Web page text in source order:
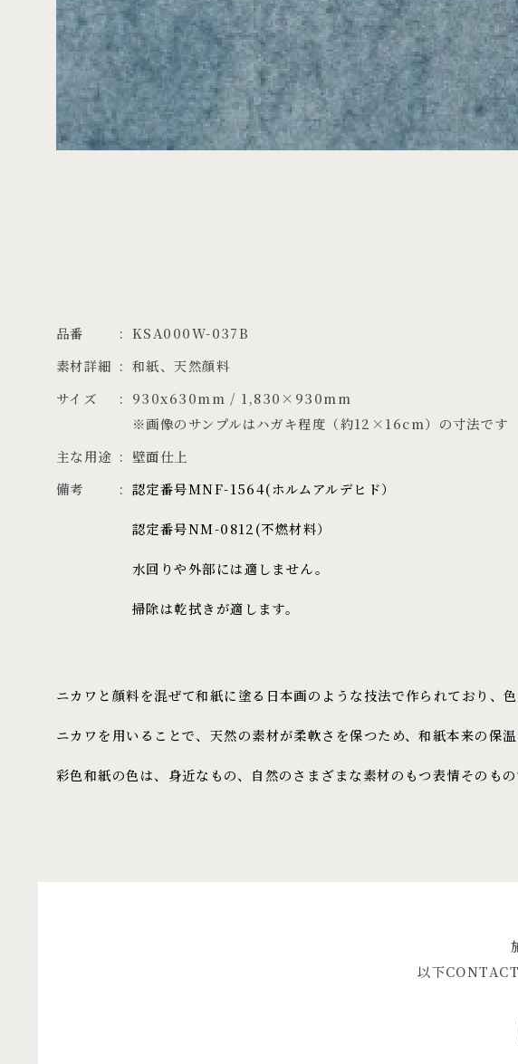
品番
KSA000W-037B
素材詳細
和紙、天然顔料
サイズ
930x630mm / 1,830×930mm
※画像のサンプルはハガキ程度（約12×16cm）の寸法です
主な用途
壁面仕上
備考
認定番号MNF-1564(ホルムアルデヒド）
認定番号NM-0812(不燃材料）
水回りや外部には適しません。
掃除は乾拭きが適します。
ニカワと顔料を混ぜて和紙に塗る日本画のような技法で作られており、
ニカワを用いることで、天然の素材が柔軟さを保つため、和紙本来の保
彩色和紙の色は、身近なもの、自然のさまざまな素材のもつ表情そのも
以下CONTACT